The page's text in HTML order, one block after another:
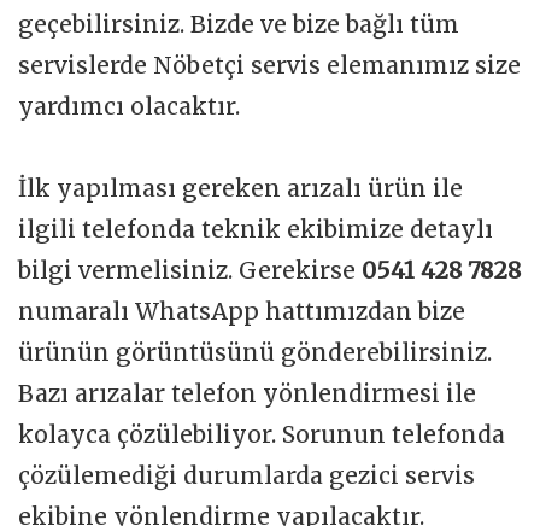
geçebilirsiniz. Bizde ve bize bağlı tüm
servislerde Nöbetçi servis elemanımız size
yardımcı olacaktır.
İlk yapılması gereken arızalı ürün ile
ilgili telefonda teknik ekibimize detaylı
bilgi vermelisiniz. Gerekirse 0541 428 7828
numaralı WhatsApp hattımızdan bize
ürünün görüntüsünü gönderebilirsiniz.
Bazı arızalar telefon yönlendirmesi ile
kolayca çözülebiliyor. Sorunun telefonda
çözülemediği durumlarda gezici servis
ekibine yönlendirme yapılacaktır.